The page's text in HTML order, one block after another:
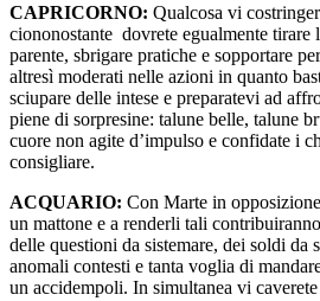
CAPRICORNO: Qualcosa vi
ciononostante dovrete egualmente tirare
parente, sbrigare pratiche e sopportare
altresì moderati nelle azioni in quanto
sciupare delle intese e preparatevi ad
piene di sorpresine: talune belle, talune
cuore non agite d’impulso e confidate i
consigliare.
ACQUARIO: Con Marte in
un mattone e a renderli tali
delle questioni da sistemare, dei soldi da
anomali contesti e tanta voglia di
un accidempoli. In simultanea vi